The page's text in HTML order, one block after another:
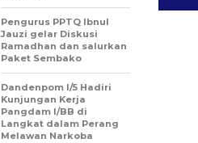
Pengurus PPTQ Ibnul
Jauzi gelar Diskusi
Ramadhan dan salurkan
Paket Sembako
Dandenpom I/5 Hadiri
Kunjungan Kerja
Pangdam I/BB di
Langkat dalam Perang
Melawan Narkoba